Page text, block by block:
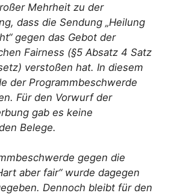
Mehrheit zu der
dass die Sendung „Heilung
gegen das Gebot der
Fairness (§5 Absatz 4 Satz
verstoßen hat. In diesem
der Programmbeschwerde
Für den Vorwurf der
gab es keine
Belege.
gegen die
aber fair“ wurde dagegen
Dennoch bleibt für den